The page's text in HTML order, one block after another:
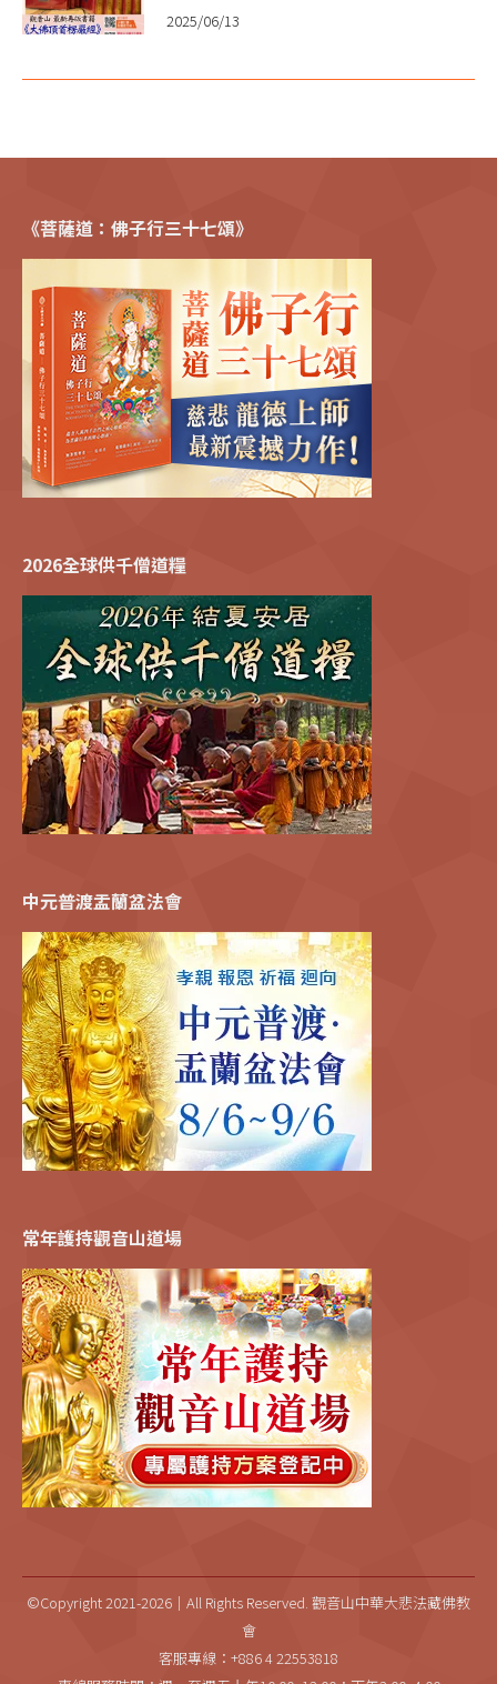
2025/06/13
《菩薩道：佛子行三十七頌》
2026全球供千僧道糧
中元普渡盂蘭盆法會
常年護持觀音山道場
©Copyright 2021-2026｜All Rights Reserved. 觀音山中華大悲法藏佛教
會
客服專線：+886 4 22553818